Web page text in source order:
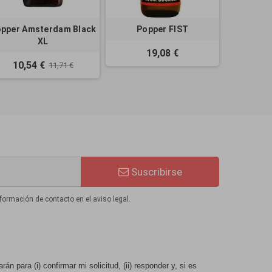
Amsterdam Black
XL
10,54 € 11,71 €
Popper FIST
19,08 €
Suscribirse
de contacto en el aviso legal.
para (i) confirmar mi solicitud, (ii) responder y, si es